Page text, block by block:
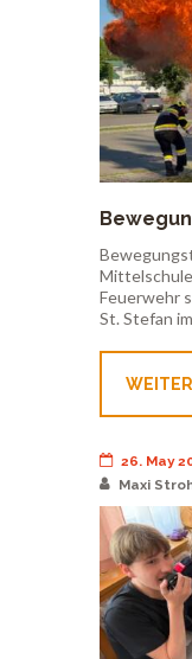
Feuerwehr
St. Stefan
26. May
Maxi